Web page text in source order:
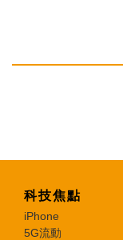
科技焦點
iPhone
5G流動